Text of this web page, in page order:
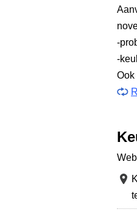
-
-
Ook